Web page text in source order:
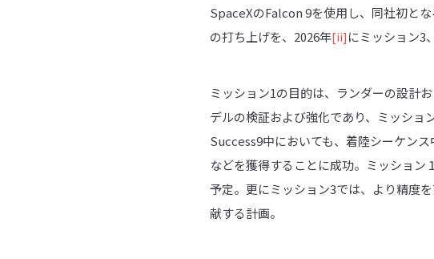
SpaceXのFalcon 9を使用し、同社初と
の打ち上げを、2026年[ii]にミッション3
ミッション1の目的は、ランダーの設計
デルの検証および強化であり、ミッショ
Success9中においても、着陸シーケン
などを獲得することに成功。ミッショ
予定。更にミッション3では、より精度
献する計画。